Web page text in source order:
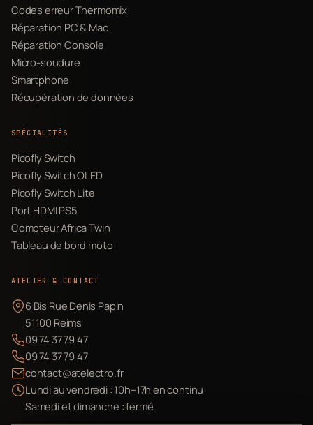
Codes erreur Thermomix
Réparation PC & Mac
Réparation Console
Micro-soudure
Smartphone
Récupération de données
SPÉCIALITÉS
Picofly Switch
Picofly Switch OLED
Picofly Switch Lite
Port HDMI PS5
Compteur Africa Twin
Tableau de bord moto
ATELIER & CONTACT
6 Bis Rue Denis Papin
51100 Reims
09 74 37 79 47
09 74 37 79 47
contact@atelectro.fr
Lundi au vendredi : 10h–17h en continu
Samedi et dimanche : fermé